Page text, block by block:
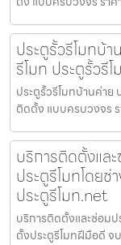
ประตูรั้วรีโมทบ้
รีโมท ประตูรั้วรี
ประตูรั้วรีโมทบ้านค่าย
ติดตั้ง แบบครบวงจร
บริการติดตั้งแล
ประตูรีโมทโดย
ประตูรีโมท.net
บริการติดตั้งและซ่อม
ตั้งประตูรีโมทฝีมือดี จ